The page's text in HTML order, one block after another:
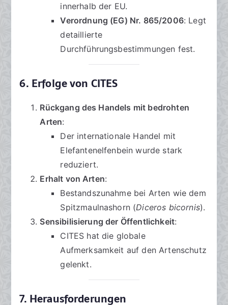
innerhalb der EU.
Verordnung (EG) Nr. 865/2006: Legt
detaillierte
Durchführungsbestimmungen fest.
6. Erfolge von CITES
Rückgang des Handels mit bedrohten
Arten:
Der internationale Handel mit
Elefantenelfenbein wurde stark
reduziert.
Erhalt von Arten:
Bestandszunahme bei Arten wie dem
Spitzmaulnashorn (Diceros bicornis).
Sensibilisierung der Öffentlichkeit:
CITES hat die globale
Aufmerksamkeit auf den Artenschutz
gelenkt.
7. Herausforderungen